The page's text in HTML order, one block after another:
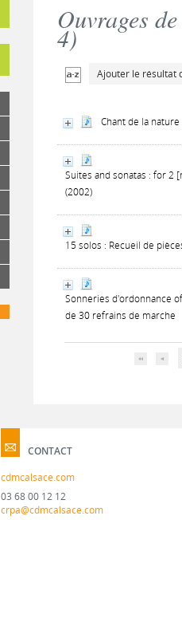
Ouvrages
4)
Ajouter le résultat
Chant de la
Suites and sonatas : for 2
(2002)
15 solos : Recueil de
Sonneries d'ordonnance
de 30 refrains de marche
CONTACT
cdmcalsace.com
03 68 00 12 12
crpa@cdmcalsace.com